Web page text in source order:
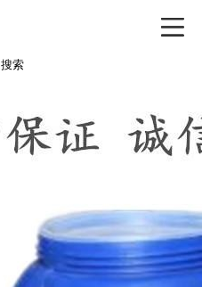
搜索